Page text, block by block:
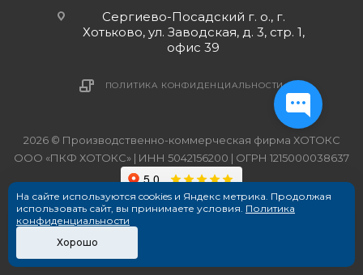
Сергиево-Посадский г. о., г.
Хотьково, ул. Заводская, д. 3, стр. 1,
офис 39
ПОЛИТИКА КОНФИДЕНЦИАЛЬНОСТИ
2026 © Производственно-коммерческая фирма ХОТОКС
ООО «ПКФ ХОТОКС» | ИНН 5042156200 | ОГРН 1215000038637
На сайте используются cookies и Яндекс метрика. Продолжая
использовать сайт, вы принимаете условия. Политика
конфиденциальности
Хорошо